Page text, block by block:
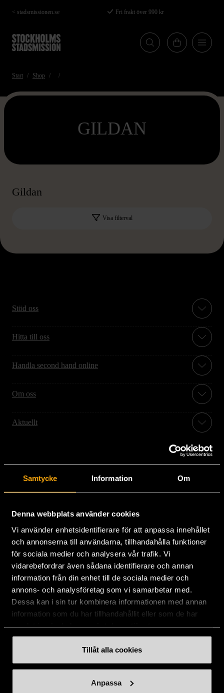
Samtycke Information Om
Denna webbplats använder cookies
Vi använder enhetsidentifierare för att anpassa innehållet
och annonserna till användarna, tillhandahålla funktioner
för sociala medier och analysera vår trafik. Vi
vidarebefordrar även sådana identifierare och annan
information från din enhet till de sociala medier och
annons- och analysföretag som vi samarbetar med.
Dessa kan i sin tur kombinera informationen med annan
information som du har tillhandahållit eller som de har
Tillåt alla cookies
Anpassa
Hoppa
till
huvudinnehåll
< stadsmissionen.se Fri frakt över 990 kr
Start Shop
GILDAN
Gildan
Visa filterval
Stöd oss
Hitta till oss
Handla second hand online
Om oss
Aktuellt
Stockholms Stadsmission
Huvudkontor:
Hesselmans Torg 14
08-684 230 00
info [at]stadsmissionen.se(info[at]stadsmissionen[dot]se)
Plusgiro: 900351-8